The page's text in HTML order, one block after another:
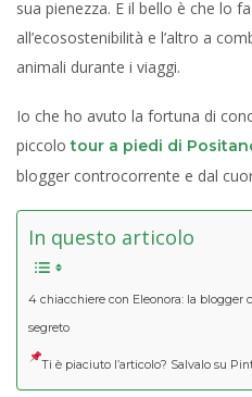
sua pienezza. E il bello è che lo
all’ecosostenibilità e l’altro a
animali durante i viaggi.
Io che ho avuto la fortuna di
piccolotour a piedi di
blogger controcorrente e dal
In questo articolo
4 chiacchiere con Eleonora: la blogger
segreto
Ti è piaciuto l’articolo? Salvalo su